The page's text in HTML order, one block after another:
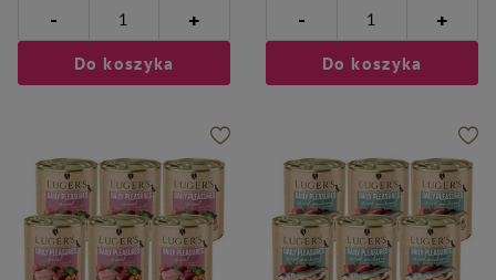
- +
Do koszyka
- +
Do koszyka